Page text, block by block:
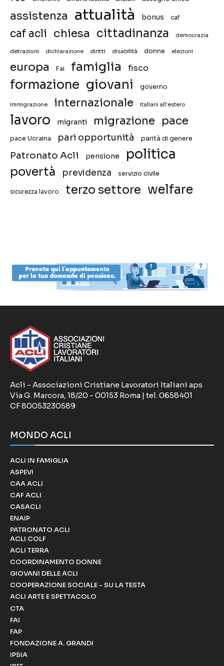
assistenza attualità bonus caf
caf acli chiesa cittadinanza democrazia
detrazioni dichiarazione diritti disabilità donne elezioni
europa Fai famiglia fisco
formazione giovani governo
immigrazione internazionale italiani all'estero
lavoro migranti migrazione pace
pace Ucraina pari opportunità parità di genere
Patronato Acli pensione politica
povertà previdenza servizio civile
sicurezza lavoro terzo settore welfare
Acli - Associazioni Cristiane Lavoratori Italiani aps
Via G. Marcora, 18/20 - 00153 Roma | tel. 0658401
CF 80053230589
MONDO ACLI
ACLI IN FAMIGLIA
ASPEVI
CAA ACLI
CAF ACLI
CASACLI
ENAIP
PATRONATO ACLI
ACLI COLF
ACLI TERRA
COORDINAMENTO DONNE
GIOVANI DELLE ACLI
COOPERAZIONE SOCIALE - SU LA TESTA
ACLI ARTE E SPETTACOLO
CTA
FAI
FAP
FONDAZIONE A. GRANDI
IPSIA